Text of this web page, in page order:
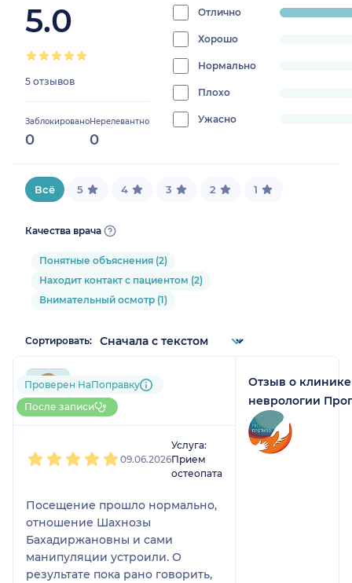
5.0
5 отзывов
Заблокировано
0
Нерелевантно
0
Отлично
progress:
Хорошо
0%
Нормально
0%
Плохо
0%
Ужасно
progress:
Всё 5 4 3 2 1
Качества врача
Понятные объяснения (2)
Находит контакт с пациентом (2)
Внимательный осмотр (1)
Сортировать:
796....@....ru
1 отзыв
Проверен НаПоправку
После записи
09.06.2026
Услуга:
Прием
остеопата
Посещение прошло нормально,
отношение Шахнозы
Бахадиржановны и сами
манипуляции устроили. О
результате пока рано говорить,
Отзыв о
неврологии